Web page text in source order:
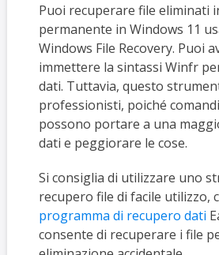
Puoi recuperare file eliminati
permanente in Windows 11
Windows File Recovery. Puoi
immettere la sintassi Winfr
dati. Tuttavia, questo
professionisti, poiché
possono portare a una
dati e peggiorare le cose.
Si consiglia di utilizzare uno
recupero file di facile utilizzo,
programma di recupero dati
consente di recuperare i file